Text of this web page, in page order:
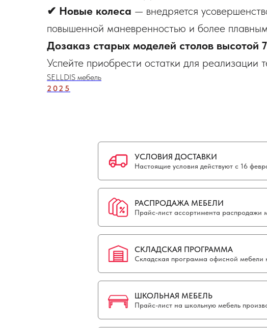
✔ Новые колеса — внедряется
повышенной маневренностью и более
Дозаказ старых моделей столов высотой
Успейте приобрести остатки для реализации
SELLDIS мебель
2025
УСЛОВИЯ ДОСТАВКИ
Настоящие условия действуют с 16
РАСПРОДАЖА МЕБЕЛИ
Прайс-лист ассортимента распродажи
СКЛАДСКАЯ ПРОГРАММА
Складская программа офисной мебели
ШКОЛЬНАЯ МЕБЕЛЬ
Прайс-лист на школьную мебель